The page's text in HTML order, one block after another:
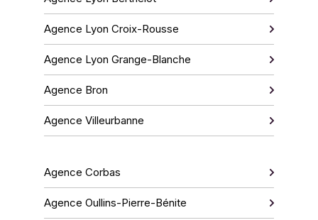
Agence Lyon Croix-Rousse
Agence Lyon Grange-Blanche
Agence Bron
Agence Villeurbanne
Agence Corbas
Agence Oullins-Pierre-Bénite